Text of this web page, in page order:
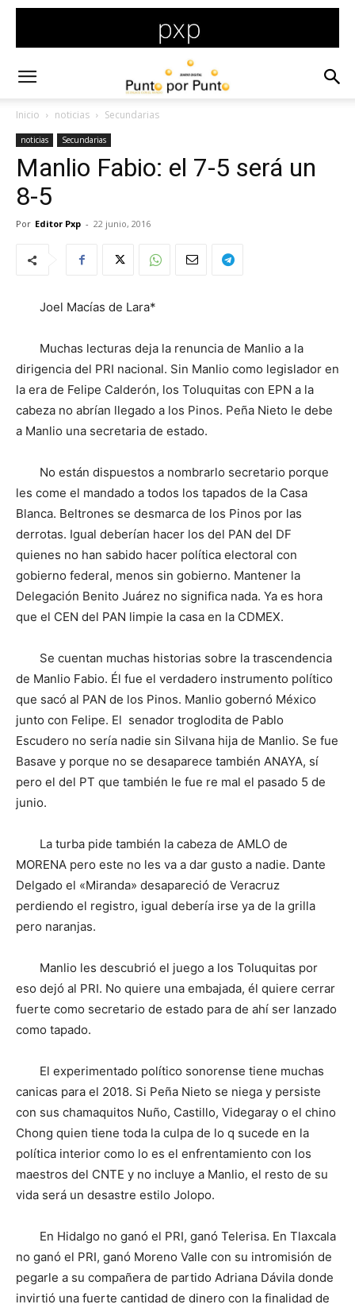
Inicio noticias Secundarias
noticias Secundarias
Manlio Fabio: el 7-5 será un
8-5
Por Editor Pxp - 22 junio, 2016
Joel Macías de Lara*
Muchas lecturas deja la renuncia de Manlio a la
dirigencia del PRI nacional. Sin Manlio como legislador en
la era de Felipe Calderón, los Toluquitas con EPN a la
cabeza no abrían llegado a los Pinos. Peña Nieto le debe
a Manlio una secretaria de estado.
No están dispuestos a nombrarlo secretario porque
les come el mandado a todos los tapados de la Casa
Blanca. Beltrones se desmarca de los Pinos por las
derrotas. Igual deberían hacer los del PAN del DF
quienes no han sabido hacer política electoral con
gobierno federal, menos sin gobierno. Mantener la
Delegación Benito Juárez no significa nada. Ya es hora
que el CEN del PAN limpie la casa en la CDMEX.
Se cuentan muchas historias sobre la trascendencia
de Manlio Fabio. Él fue el verdadero instrumento político
que sacó al PAN de los Pinos. Manlio gobernó México
junto con Felipe. El senador troglodita de Pablo
Escudero no sería nadie sin Silvana hija de Manlio. Se fue
Basave y porque no se desaparece también ANAYA, sí
pero el del PT que también le fue re mal el pasado 5 de
junio.
La turba pide también la cabeza de AMLO de
MORENA pero este no les va a dar gusto a nadie. Dante
Delgado el «Miranda» desapareció de Veracruz
perdiendo el registro, igual debería irse ya de la grilla
pero naranjas.
Manlio les descubrió el juego a los Toluquitas por
eso dejó al PRI. No quiere una embajada, él quiere cerrar
fuerte como secretario de estado para de ahí ser lanzado
como tapado.
El experimentado político sonorense tiene muchas
canicas para el 2018. Si Peña Nieto se niega y persiste
con sus chamaquitos Nuño, Castillo, Videgaray o el chino
Chong quien tiene toda la culpa de lo q sucede en la
política interior como lo es el enfrentamiento con los
maestros del CNTE y no incluye a Manlio, el resto de su
vida será un desastre estilo Jolopo.
En Hidalgo no ganó el PRI, ganó Telerisa. En Tlaxcala
no ganó el PRI, ganó Moreno Valle con su intromisión de
pegarle a su compañera de partido Adriana Dávila donde
invirtió una fuerte cantidad de dinero con la finalidad de